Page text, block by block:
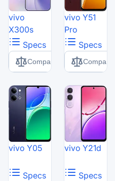
vivo
X300s
Specs
Comparer
vivo Y51
Pro
Specs
Comparer
vivo Y05
Specs
vivo Y21d
Specs